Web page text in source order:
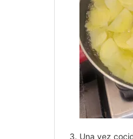
Una vez